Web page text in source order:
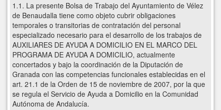
1.1. La presente Bolsa de Trabajo del Ayuntamiento de Vélez
de Benaudalla tiene como objeto cubrir obligaciones
temporales o transitorias de contratación del personal
especializado necesario para el desarrollo de los trabajos de
AUXILIARES DE AYUDA A DOMICILIO EN EL MARCO DEL
PROGRAMA DE AYUDA A DOMICILIO, actualmente
concertados y bajo la coordinación de la Diputación de
Granada con las competencias funcionales establecidas en el
art. 21.1 de la Orden de 15 de noviembre de 2007, por la que
se regula el Servicio de Ayuda a Domicilio en la Comunidad
Autónoma de Andalucía.